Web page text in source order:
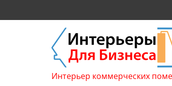
Интерьер коммерческих